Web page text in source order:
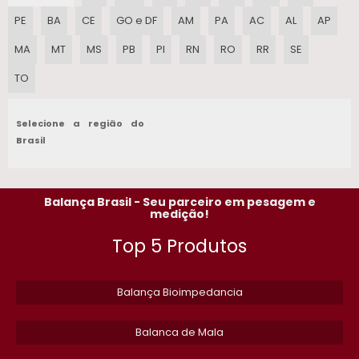
BALANCA ELETRONICA DE PLATAFORMA
BALANCA TOLEDO ASSISTENCIA TECNICA
BALANCA DE GADO 1500 KG USADA​
BALANCA BOVINA VALOR
ETIQUETA PARA BALANCA EM SP
PE
BA CE GO e DF AM PA AC AL
AP
MA
MT MS PB PI RN RO RR
SE
TO
Selecione a região do
Brasil
Balança Brasil - Seu parceiro em pesagem e
medição!
Top 5 Produtos
Balança Bioimpedancia
Balanca de Mala